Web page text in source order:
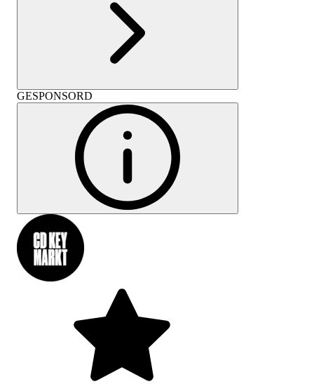
GESPONSORD